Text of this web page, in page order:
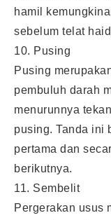
hamil
sebelum telat
10. Pusing
Pusing
pembuluh darah
menurunnya
pusing. Tanda ini
pertama dan
berikutnya.
11. Sembelit
Pergerakan usus